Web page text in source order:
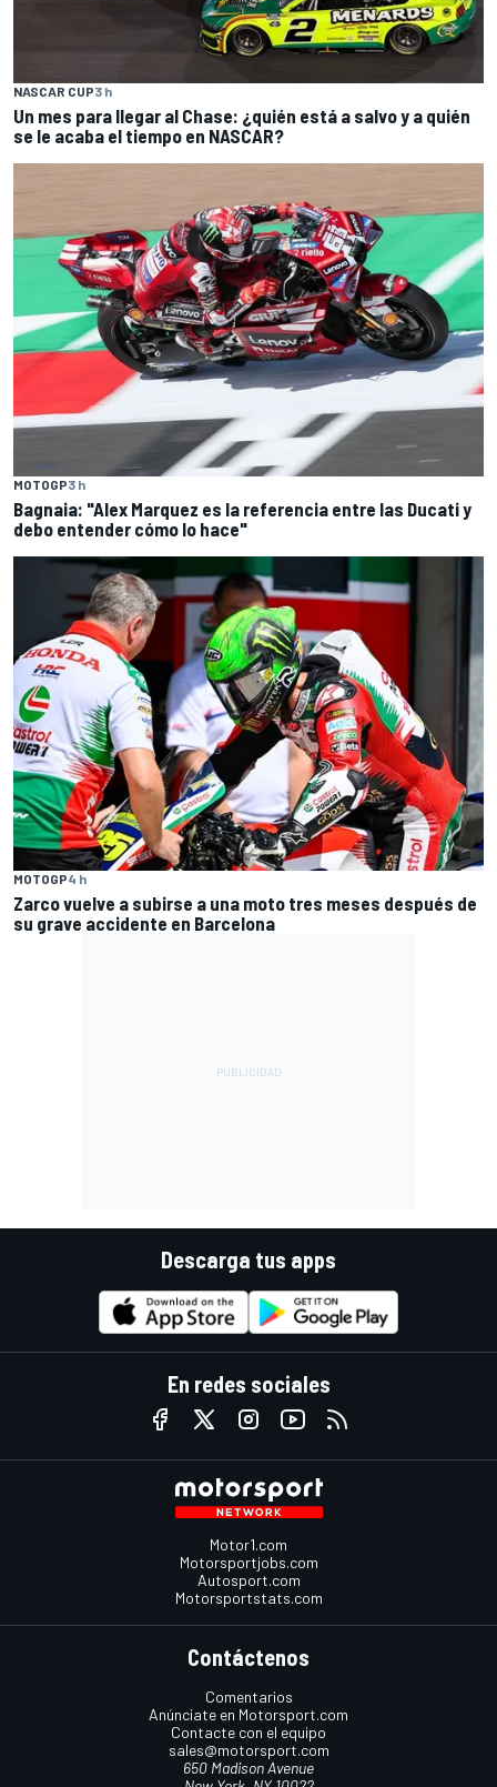
NASCAR CUP3 h
Un mes para llegar al Chase: ¿quién está a salvo y a quién
se le acaba el tiempo en NASCAR?
MOTOGP3 h
Bagnaia: "Alex Marquez es la referencia entre las Ducati y
debo entender cómo lo hace"
MOTOGP4 h
Zarco vuelve a subirse a una moto tres meses después de
su grave accidente en Barcelona
Descarga tus apps
En redes sociales
Motor1.com
Motorsportjobs.com
Autosport.com
Motorsportstats.com
Contáctenos
Comentarios
Anúnciate en Motorsport.com
Contacte con el equipo
sales@motorsport.com
650 Madison Avenue